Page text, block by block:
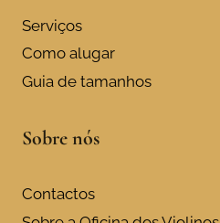
Serviços
Como alugar
Guia de tamanhos
Sobre nós
Contactos